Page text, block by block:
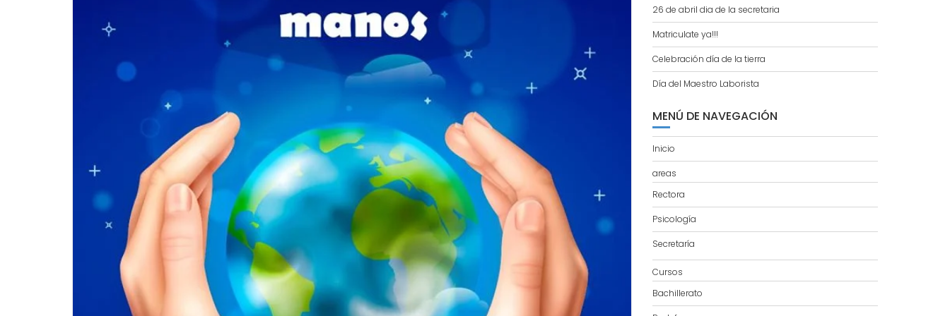
26 de abril dia de la secretaria
Matriculate ya!!!
Celebración día de la tierra
Día del Maestro Laborista
MENÚ DE NAVEGACIÓN
Inicio
areas
Rectora
Psicología
Secretaría
Cursos
Bachillerato